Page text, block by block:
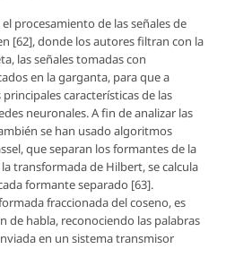
procesamiento de las señales de
[62], donde los autores filtran con la
las señales tomadas con
en la garganta, para que a
características de las
neuronales. A fin de analizar las
se han usado algoritmos
que separan los formantes de la
transformada de Hilbert, se calcula
formante separado [63].
fraccionada del coseno, es
de habla, reconociendo las palabras
en un sistema transmisor